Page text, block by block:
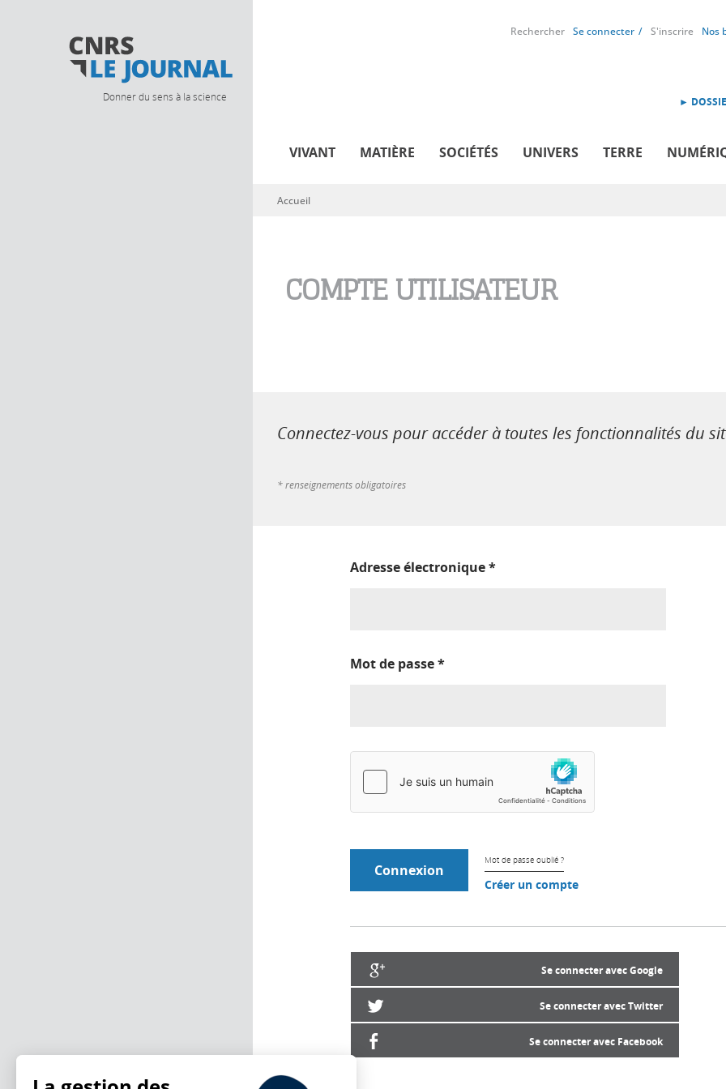
Donner du sens à la science
Rechercher Se connecter S'inscrire Nos
►
VIVANT MATIÈRE SOCIÉTÉS UNIVERS TERRE
Vous êtes ici
Accueil
COMPTE UTILISATEUR
Connectez-vous pour accéder à toutes les fonctionnalités du
* renseignements obligatoires
Adresse électronique*
Mot de passe*
Mot de passe oublié ?
Créer un compte
Se connecter avec Google
Se connecter avec Twitter
Se connecter avec Facebook